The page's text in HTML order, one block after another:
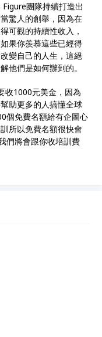
團隊持續打造出
驚人的創舉，因為在
可觀的持續性收入，
果你羨慕這些已經得
變自己的人生，這絕
他們是如何辦到的。
收1000元美金，因為
助更多的人搞懂全球
個免費名額給有企圖心
所以免費名額很快會
們將會跟你收培訓費